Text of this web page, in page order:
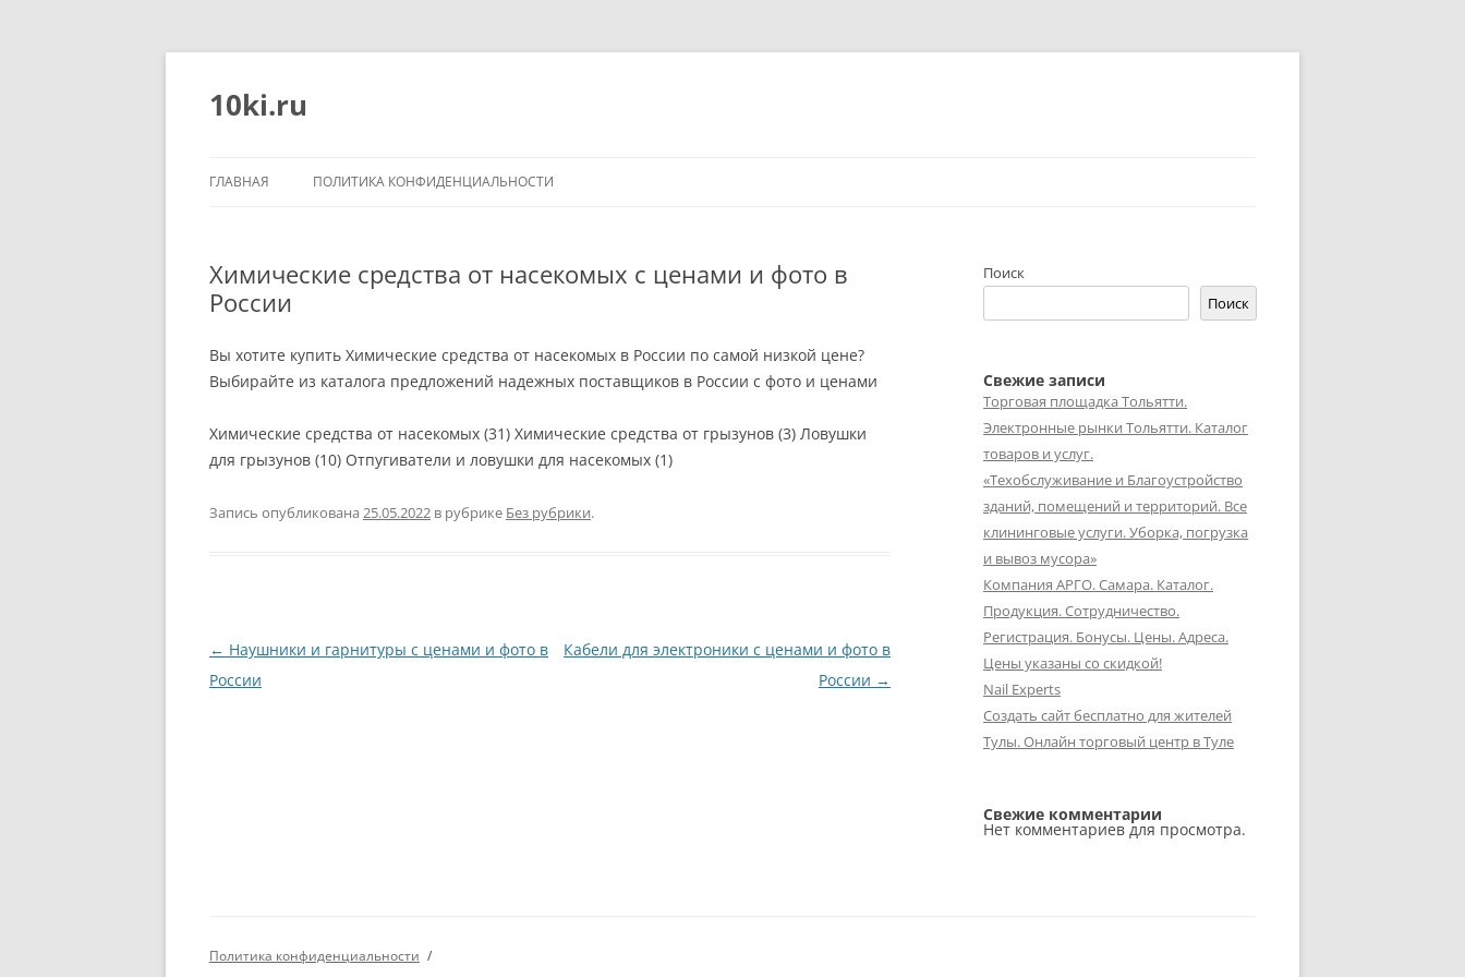
Перейти
содержимому
10ki.ru
ГЛАВНАЯ ПОЛИТИКА КОНФИДЕНЦИАЛЬНОСТИ
Химические средства от насекомых с ценами и фото в
России
Вы хотите купить Химические средства от насекомых в России по самой низкой цене?
Выбирайте из каталога предложений надежных поставщиков в России с фото и ценами
Химические средства от насекомых (31) Химические средства от грызунов (3) Ловушки
для грызунов (10) Отпугиватели и ловушки для насекомых (1)
Запись опубликована 25.05.2022 в рубрике Без рубрики.
Навигация
по
← Наушники и гарнитуры с ценами и фото в
России
Кабели для электроники с ценами и фото в
России →
Поиск
Поиск
Свежие записи
Торговая площадка Тольятти.
Электронные рынки Тольятти. Каталог
товаров и услуг.
«Техобслуживание и Благоустройство
зданий, помещений и территорий. Все
клининговые услуги. Уборка, погрузка
и вывоз мусора»
Компания АРГО. Самара. Каталог.
Продукция. Сотрудничество.
Регистрация. Бонусы. Цены. Адреса.
Цены указаны со скидкой!
Nail Experts
Создать сайт бесплатно для жителей
Тулы. Онлайн торговый центр в Туле
Свежие комментарии
Нет комментариев для просмотра.
Политика конфиденциальности